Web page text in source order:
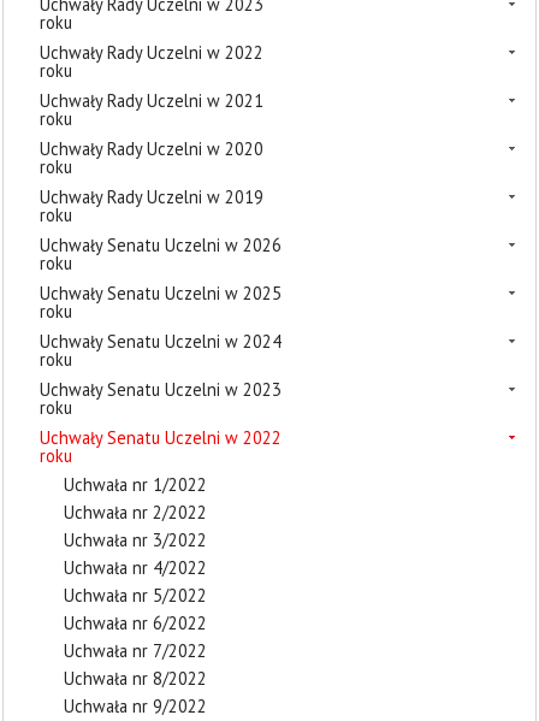
roku
Uchwały Rady Uczelni w 2022
roku
Uchwały Rady Uczelni w 2021
roku
Uchwały Rady Uczelni w 2020
roku
Uchwały Rady Uczelni w 2019
roku
Uchwały Senatu Uczelni w 2026
roku
Uchwały Senatu Uczelni w 2025
roku
Uchwały Senatu Uczelni w 2024
roku
Uchwały Senatu Uczelni w 2023
roku
Uchwały Senatu Uczelni w 2022
roku
Uchwała nr 1/2022
Uchwała nr 2/2022
Uchwała nr 3/2022
Uchwała nr 4/2022
Uchwała nr 5/2022
Uchwała nr 6/2022
Uchwała nr 7/2022
Uchwała nr 8/2022
Uchwała nr 9/2022